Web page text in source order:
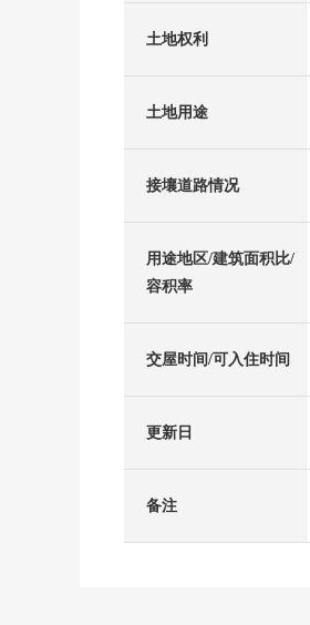
土地权利
土地用途
接壤道路情况
用途地区/建筑面积比/
容积率
交屋时间/可入住时间
更新日
备注